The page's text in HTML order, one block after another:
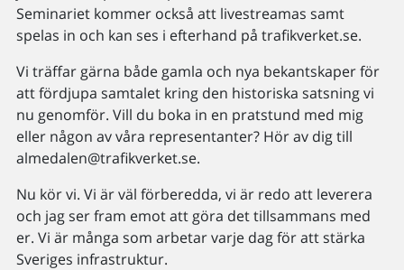
Seminariet kommer också att livestreamas samt
spelas in och kan ses i efterhand på trafikverket.se.
Vi träffar gärna både gamla och nya bekantskaper för
att fördjupa samtalet kring den historiska satsning vi
nu genomför. Vill du boka in en pratstund med mig
eller någon av våra representanter? Hör av dig till
almedalen@trafikverket.se.
Nu kör vi. Vi är väl förberedda, vi är redo att leverera
och jag ser fram emot att göra det tillsammans med
er. Vi är många som arbetar varje dag för att stärka
Sveriges infrastruktur.